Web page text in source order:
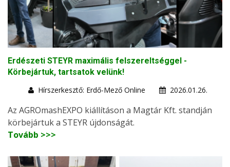
Erdészeti STEYR maximális felszereltséggel -
Körbejártuk, tartsatok velünk!
Hírszerkesztő: Erdő-Mező Online
2026.01.26.
Az AGROmashEXPO kiállításon a Magtár Kft. standján
körbejártuk a STEYR újdonságát.
Tovább >>>